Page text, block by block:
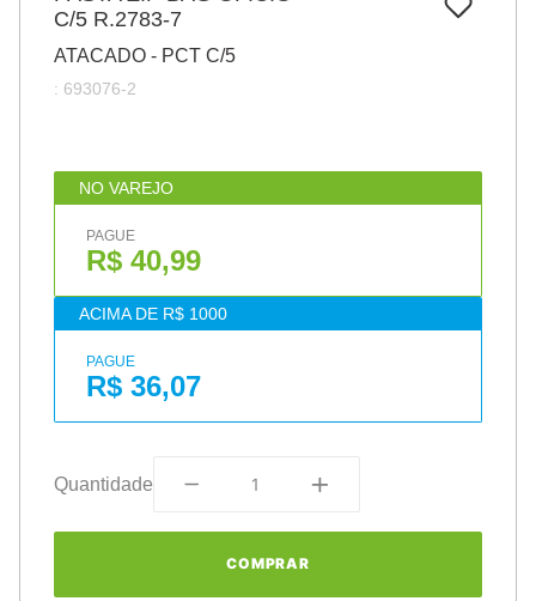
C/5 R.2783-7
ATACADO - PCT C/5
: 693076-2
NO VAREJO
PAGUE
R$ 40,99
ACIMA DE R$ 1000
PAGUE
R$ 36,07
Quantidade
COMPRAR
pincel
cola
barbante